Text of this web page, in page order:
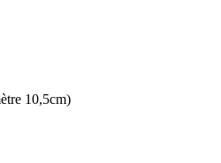
10,5cm)